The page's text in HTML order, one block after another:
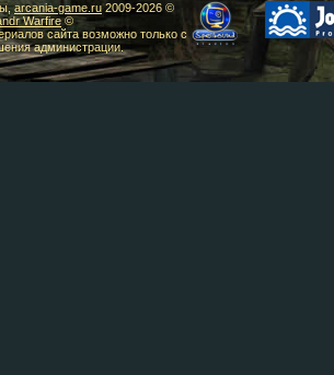
arcania-game.ru2009-2026 ©
Warfire©
сайта возможно только с
администрации.